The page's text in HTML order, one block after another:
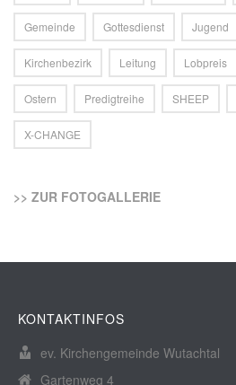
Gemeinde Gottesdienst Jugend
Kirchenbezirk Leitung Lobpreis
Ostern Predigtreihe SHEEP
X-CHANGE
>> ZUR FOTOGALLERIE
KONTAKTINFOS
ev. Kirchengemeinde Wutachtal
Gartenweg 4